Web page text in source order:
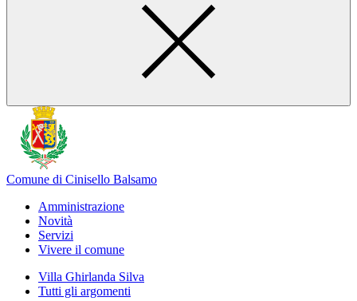
Comune di Cinisello Balsamo
Amministrazione
Novità
Servizi
Vivere il comune
Villa Ghirlanda Silva
Tutti gli argomenti